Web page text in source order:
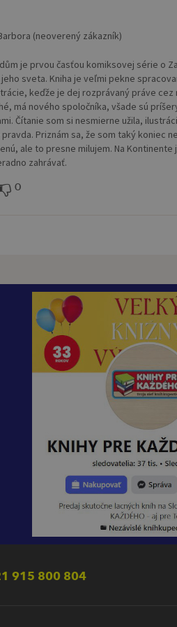
(neoverený zákazník)
je prvou časťou komiksovej série o
sveta. Kniha je veľmi pekne
keďže je dej rozprávaný práve cez
má nového spoločníka, všade sú
Čítanie som si nesmierne užila,
Priznám sa, že som taký koniec
ale to presne milujem. Na
zahrávať.
0
915 800 804